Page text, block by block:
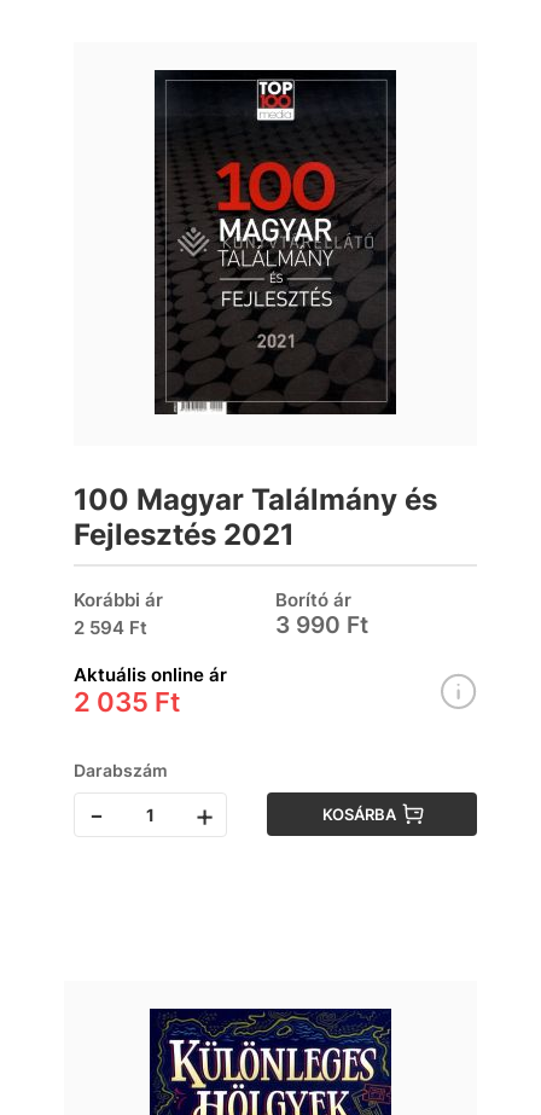
100 Magyar Találmány és
Fejlesztés 2021
Korábbi ár
2 594 Ft
Borító ár
3 990 Ft
Aktuális online ár
2 035 Ft
Darabszám
- + KOSÁRBA